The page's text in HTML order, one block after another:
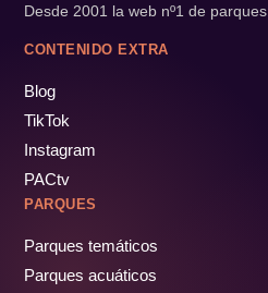
Desde 2001 la web nº1 de parques.
CONTENIDO EXTRA
Blog
TikTok
Instagram
PACtv
PARQUES
Parques temáticos
Parques acuáticos